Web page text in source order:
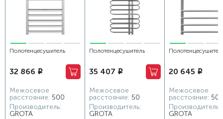
Полотенцесушитель
530x750 хром
32 866 i
Межосевое
расстояние: 500
Производитель:
GROTA
Полотенцесушитель
Stelle 500x900/r хром
35 407 i
Межосевое
расстояние: 50
Производитель:
GROTA
530x600 хром
20 645 i
Межосевое
расстояние:
Производитель:
GROTA